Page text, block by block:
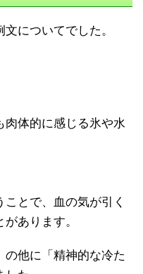
についてでした。
肉体的に感じる氷や水
とで、血の気が引く
あります。
の他に「精神的な冷た